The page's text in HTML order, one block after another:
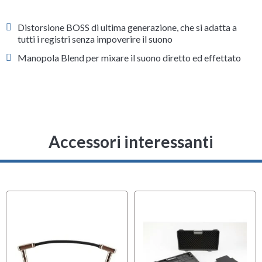
Distorsione BOSS di ultima generazione, che si adatta a
tutti i registri senza impoverire il suono
Manopola Blend per mixare il suono diretto ed effettato
Accessori interessanti